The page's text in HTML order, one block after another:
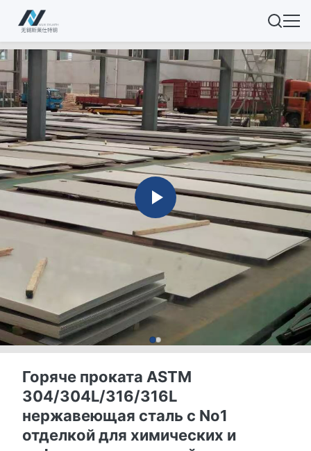
Горяче проката ASTM
304/304L/316/316L
нержавеющая сталь с No1
отделкой для химических и